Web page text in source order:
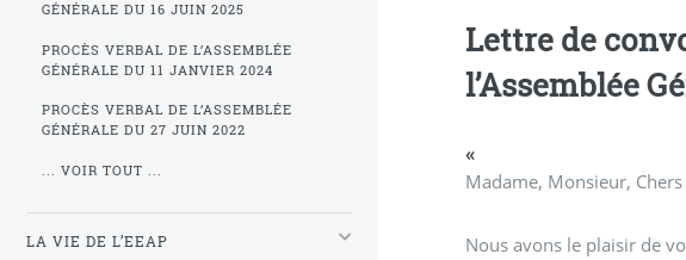
Lettre de
l’Assemblée
«
Madame, Monsieur,
Nous avons le plaisir de
GÉNÉRALE DU 16 JUIN 2025
PROCÈS VERBAL DE L’ASSEMBLÉE
GÉNÉRALE DU 11 JANVIER 2024
PROCÈS VERBAL DE L’ASSEMBLÉE
GÉNÉRALE DU 27 JUIN 2022
... VOIR TOUT ...
LA VIE DE L’EEAP